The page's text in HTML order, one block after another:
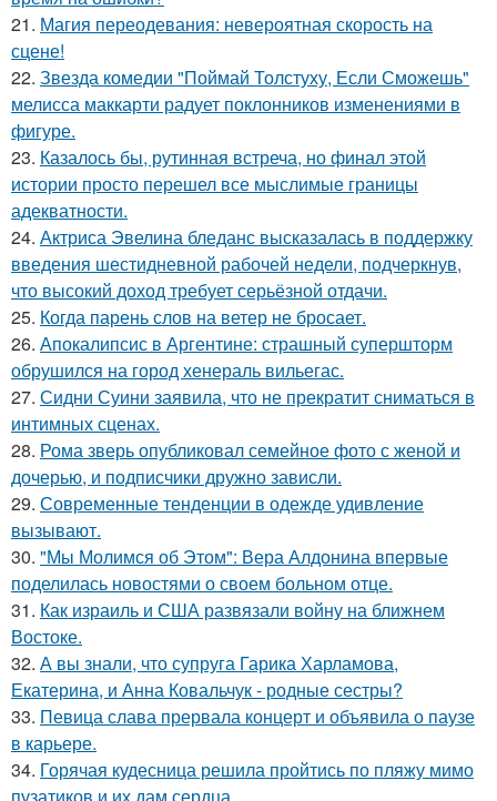
21. Магия переодевания: невероятная скорость на
сцене!
22. Звезда комедии "Поймай Толстуху, Если Сможешь"
мелисса маккарти радует поклонников изменениями в
фигуре.
23. Казалось бы, рутинная встреча, но финал этой
истории просто перешел все мыслимые границы
адекватности.
24. Актриса Эвелина бледанс высказалась в поддержку
введения шестидневной рабочей недели, подчеркнув,
что высокий доход требует серьёзной отдачи.
25. Когда парень слов на ветер не бросает.
26. Апокалипсис в Аргентине: страшный супершторм
обрушился на город хенераль вильегас.
27. Сидни Суини заявила, что не прекратит сниматься в
интимных сценах.
28. Рома зверь опубликовал семейное фото с женой и
дочерью, и подписчики дружно зависли.
29. Современные тенденции в одежде удивление
вызывают.
30. "Мы Молимся об Этом": Вера Алдонина впервые
поделилась новостями о своем больном отце.
31. Как израиль и США развязали войну на ближнем
Востоке.
32. А вы знали, что супруга Гарика Харламова,
Екатерина, и Анна Ковальчук - родные сестры?
33. Певица слава прервала концерт и объявила о паузе
в карьере.
34. Горячая кудесница решила пройтись по пляжу мимо